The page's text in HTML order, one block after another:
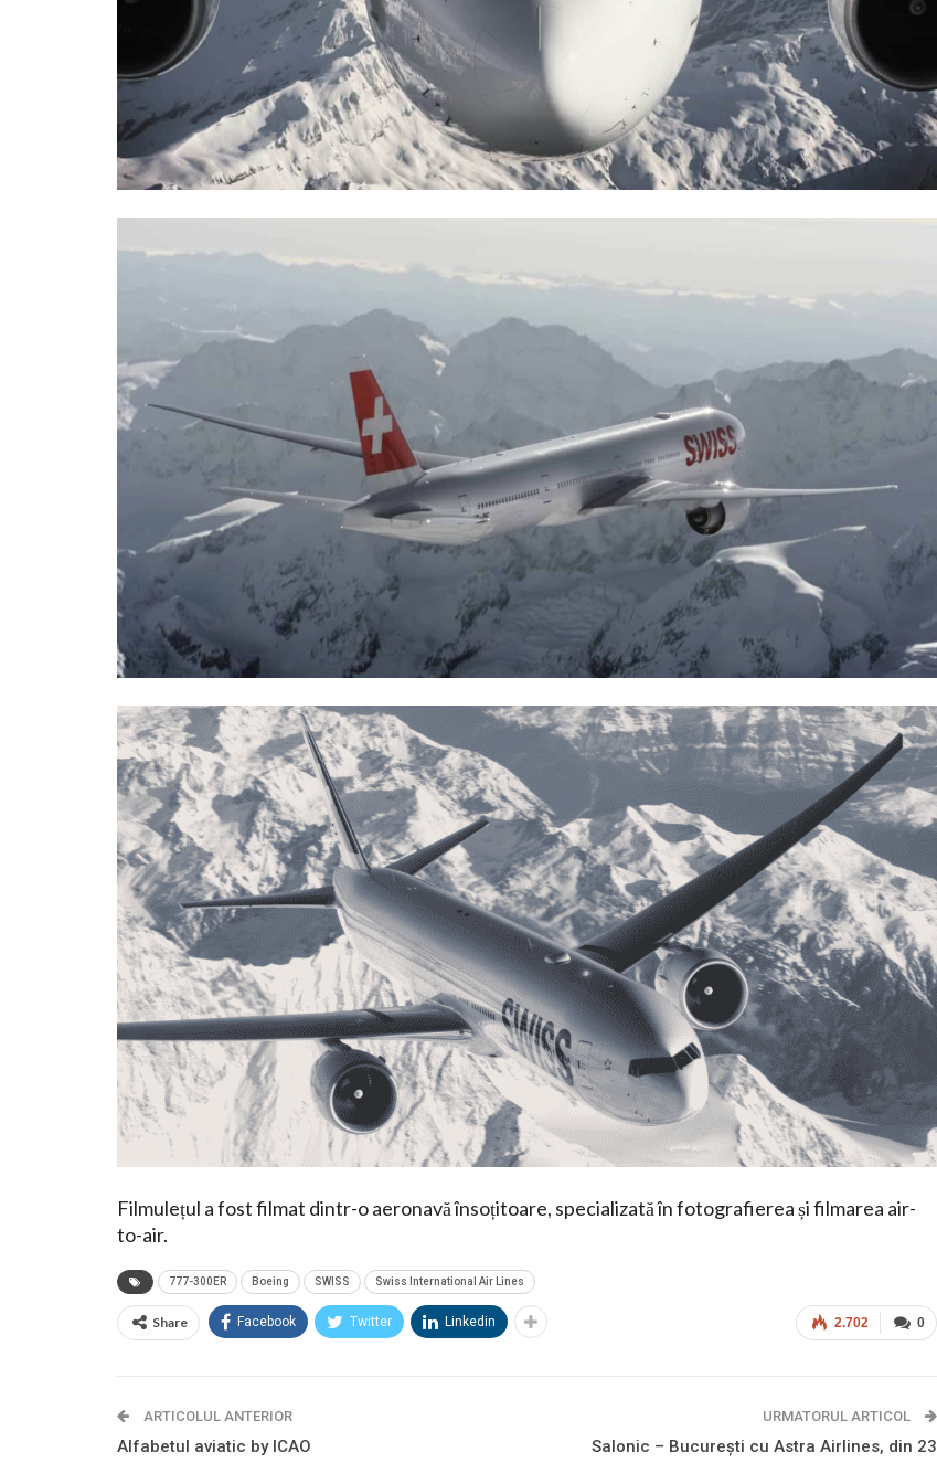
Filmulețul a fost filmat dintr-o aeronavă însoțitoare, specializată în fotografierea și filmarea air-
to-air.
777-300ER Boeing SWISS Swiss International Air Lines
0
2.702
Share Facebook Twitter Linkedin
ARTICOLUL ANTERIOR
Alfabetul aviatic by ICAO
URMATORUL ARTICOL
Salonic – București cu Astra Airlines, din 23